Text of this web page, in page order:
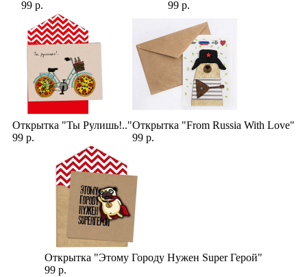
99 р. 99 р.
Открытка "Ты Рулишь!.."
99 р.
Открытка "From Russia With Love"
99 р.
Открытка "Этому Городу Нужен Super Герой"
99 р.